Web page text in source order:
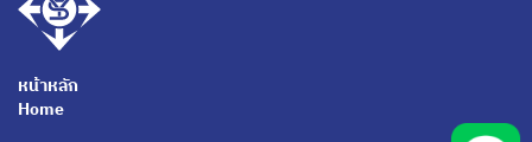
หน้าหลัก
Home